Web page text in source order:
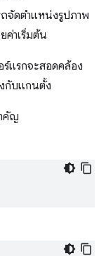
จัดตำแหน่งรูปภาพ
ค่าเริ่มต้น
ร์แรกจะสอดคล้อง
กับแกนตั้ง
คัญ